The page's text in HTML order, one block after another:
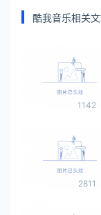
盒
乐
酷我音乐相关
1142
2811